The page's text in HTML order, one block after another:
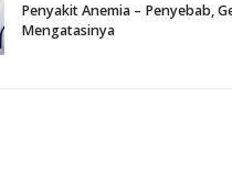
Penyakit Anemia – Penyebab,
Mengatasinya